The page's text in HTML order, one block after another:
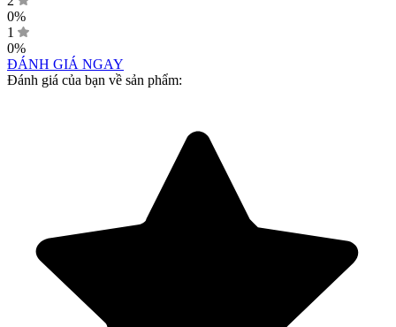
0%
1
0%
ĐÁNH GIÁ NGAY
Đánh giá của bạn về sản phẩm: